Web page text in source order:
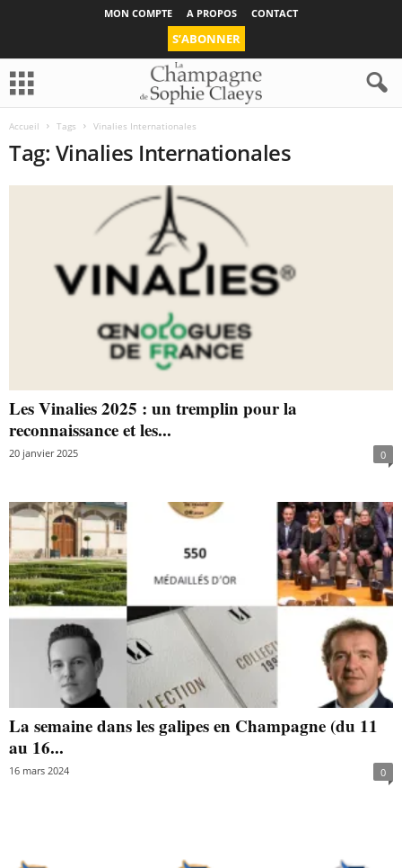
MON COMPTE A PROPOS CONTACT
S’ABONNER
Accueil Tags Vinalies Internationales
Tag: Vinalies Internationales
Les Vinalies 2025 : un tremplin pour la
reconnaissance et les...
20 janvier 2025 0
La semaine dans les galipes en Champagne (du 11
au 16...
16 mars 2024 0